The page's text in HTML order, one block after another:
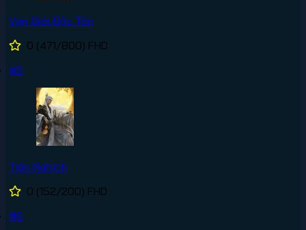
Vạn Giới Độc Tôn
0 (471/800) FHD
#5
Tiên Nghịch
0 (152/200) FHD
#6